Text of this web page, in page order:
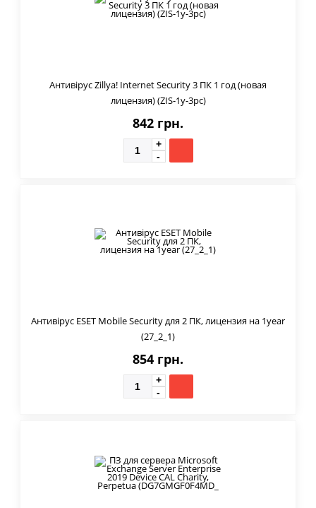
Антивірус Zillya! Internet Security 3 ПК 1 год (новая
лицензия) (ZIS-1y-3pc)
842 грн.
Антивірус ESET Mobile Security для 2 ПК, лицензия на 1year
(27_2_1)
854 грн.